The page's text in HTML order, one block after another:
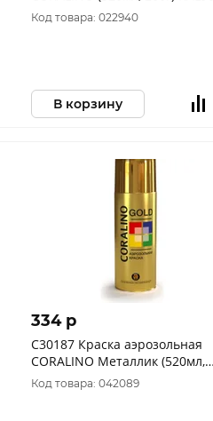
Черный Глянцевый
Код товара: 022940
В корзину
334 p
C30187 Краска аэрозольная
CORALINO Металлик (520мл,
200г) Яркое Золото
Код товара: 042089